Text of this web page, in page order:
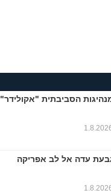
הסביבתית "אקולידר"
עדה אל לב אפריקה